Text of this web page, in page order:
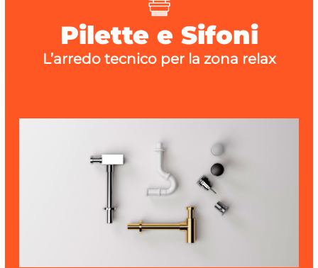
Pilette e Sifoni
L’arredo tecnico per la zona relax